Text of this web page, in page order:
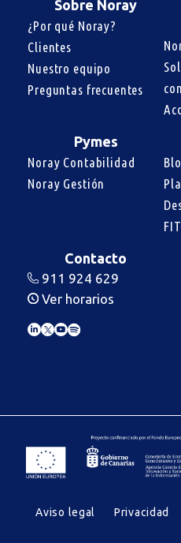
Sobre Noray
¿Por qué Noray?
Clientes
Nuestro equipo
Preguntas frecuentes
Pymes
Noray Contabilidad
Noray Gestión
Contacto
Ver horarios
911 924 629
Aviso legal Privacidad